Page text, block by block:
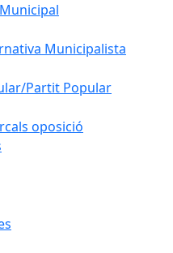
Municipalista
Partit Popular
oposició